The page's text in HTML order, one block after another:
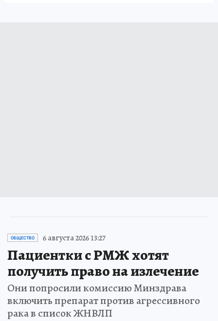
ОБЩЕСТВО 6 августа 2026 13:27
Пациентки с РМЖ хотят
получить право на излечение
Они попросили комиссию Минздрава
включить препарат против агрессивного
рака в список ЖНВЛП